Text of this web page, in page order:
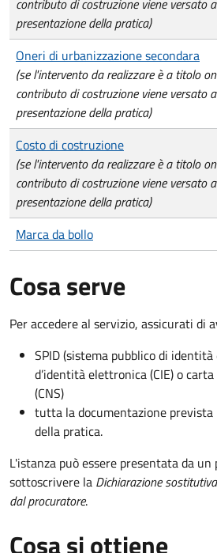
contributo di costruzione viene versato
presentazione della pratica)
Oneri di urbanizzazione secondara
(se l'intervento da realizzare è a titolo
contributo di costruzione viene versato
presentazione della pratica)
Costo di costruzione
(se l'intervento da realizzare è a titolo
contributo di costruzione viene versato
presentazione della pratica)
Marca da bollo
Cosa serve
Per accedere al servizio, assicurati di
SPID (sistema pubblico di
d’identità elettronica (CIE) o
(CNS)
tutta la documentazione prevista
della pratica.
L'istanza può essere presentata da
sottoscrivere la Dichiarazione
dal procuratore.
Cosa si ottiene